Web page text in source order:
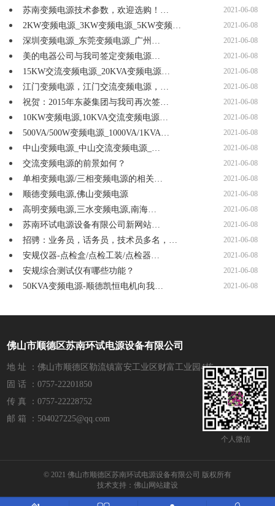
苏南变频电源技术参数，欢迎选购！… 2021-06-08
2KW变频电源_3KW变频电源_5KW变频… 2021-06-08
深圳变频电源_东莞变频电源_广州… 2021-06-08
美的电器公司与我司签定变频电源… 2021-06-08
15KW交流变频电源_20KVA变频电源… 2021-06-08
江门变频电源，江门交流变频电源，… 2021-06-08
祝贺：2015年东菱集团与我司再次签… 2021-06-08
10KW变频电源,10KVA交流变频电源… 2021-06-08
500VA/500W变频电源_1000VA/1KVA… 2021-06-08
中山变频电源_中山交流变频电源_… 2021-06-08
交流变频电源的前景如何？ 2021-06-08
单相变频电源/三相变频电源的相关… 2021-06-08
顺德变频电源,佛山变频电源 2021-06-08
高明变频电源,三水变频电源,南海… 2021-06-08
苏南环试电源设备有限公司新网站… 2021-06-08
招骋：业务员，话务员，技术员多名，… 2021-06-08
安规仪器-点检盒/点检工装/点检器… 2021-06-08
安规综合测试仪有哪些功能？ 2021-06-08
50KVA变频电源-顺德凯恒电机向我… 2021-06-08
佛山市顺德区苏南环试电源设备有限公司
地 址 ：佛山市顺德区勒流镇富安工业区财富工业园4栋
固 话 ：0757-22201850
传 真 ：0757-22228752
邮 箱 ：504027225@qq.com
个人微信
© 2021 佛山市顺德区苏南环试电源设备有限公司 版权所有
技术支持： 佛山网站建设